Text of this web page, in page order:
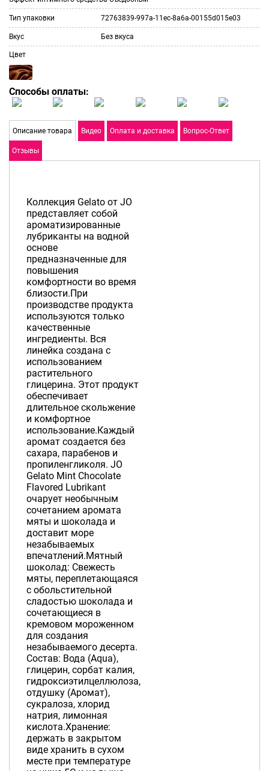
Тип упаковки 72763839-997a-11ec-8a6a-00155d015e03
Вкус Без вкуса
Цвет
Способы оплаты:
Описание товара Видео Оплата и доставка Вопрос-Ответ
Отзывы
Коллекция Gelato от JO
представляет собой
ароматизированные
лубриканты на водной
основе
предназначенные для
повышения
комфортности во время
близости.При
производстве продукта
используются только
качественные
ингредиенты. Вся
линейка создана с
использованием
растительного
глицерина. Этот продукт
обеспечивает
длительное скольжение
и комфортное
использование.Каждый
аромат создается без
сахара, парабенов и
пропиленгликоля. JO
Gelato Mint Chocolate
Flavored Lubrikant
очарует необычным
сочетанием аромата
мяты и шоколада и
доставит море
незабываемых
впечатлений.Мятный
шоколад: Свежесть
мяты, переплетающаяся
с обольстительной
сладостью шоколада и
сочетающиеся в
кремовом мороженном
для создания
незабываемого десерта.
Состав: Вода (Aqua),
глицерин, сорбат калия,
гидроксиэтилцеллюлоза,
отдушку (Аромат),
сукралоза, хлорид
натрия, лимонная
кислота.Хранение:
держать в закрытом
виде хранить в сухом
месте при температуре